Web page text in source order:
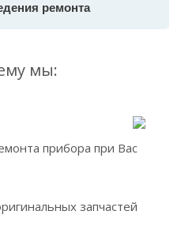
ремонта
мы:
прибора при Вас
запчастей